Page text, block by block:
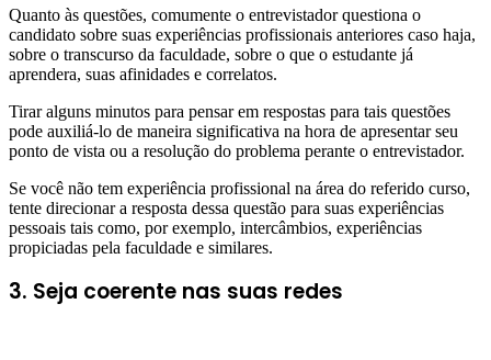
Quanto às questões, comumente o entrevistador questiona o
candidato sobre suas experiências profissionais anteriores caso haja,
sobre o transcurso da faculdade, sobre o que o estudante já
aprendera, suas afinidades e correlatos.
Tirar alguns minutos para pensar em respostas para tais questões
pode auxiliá-lo de maneira significativa na hora de apresentar seu
ponto de vista ou a resolução do problema perante o entrevistador.
Se você não tem experiência profissional na área do referido curso,
tente direcionar a resposta dessa questão para suas experiências
pessoais tais como, por exemplo, intercâmbios, experiências
propiciadas pela faculdade e similares.
3. Seja coerente nas suas redes